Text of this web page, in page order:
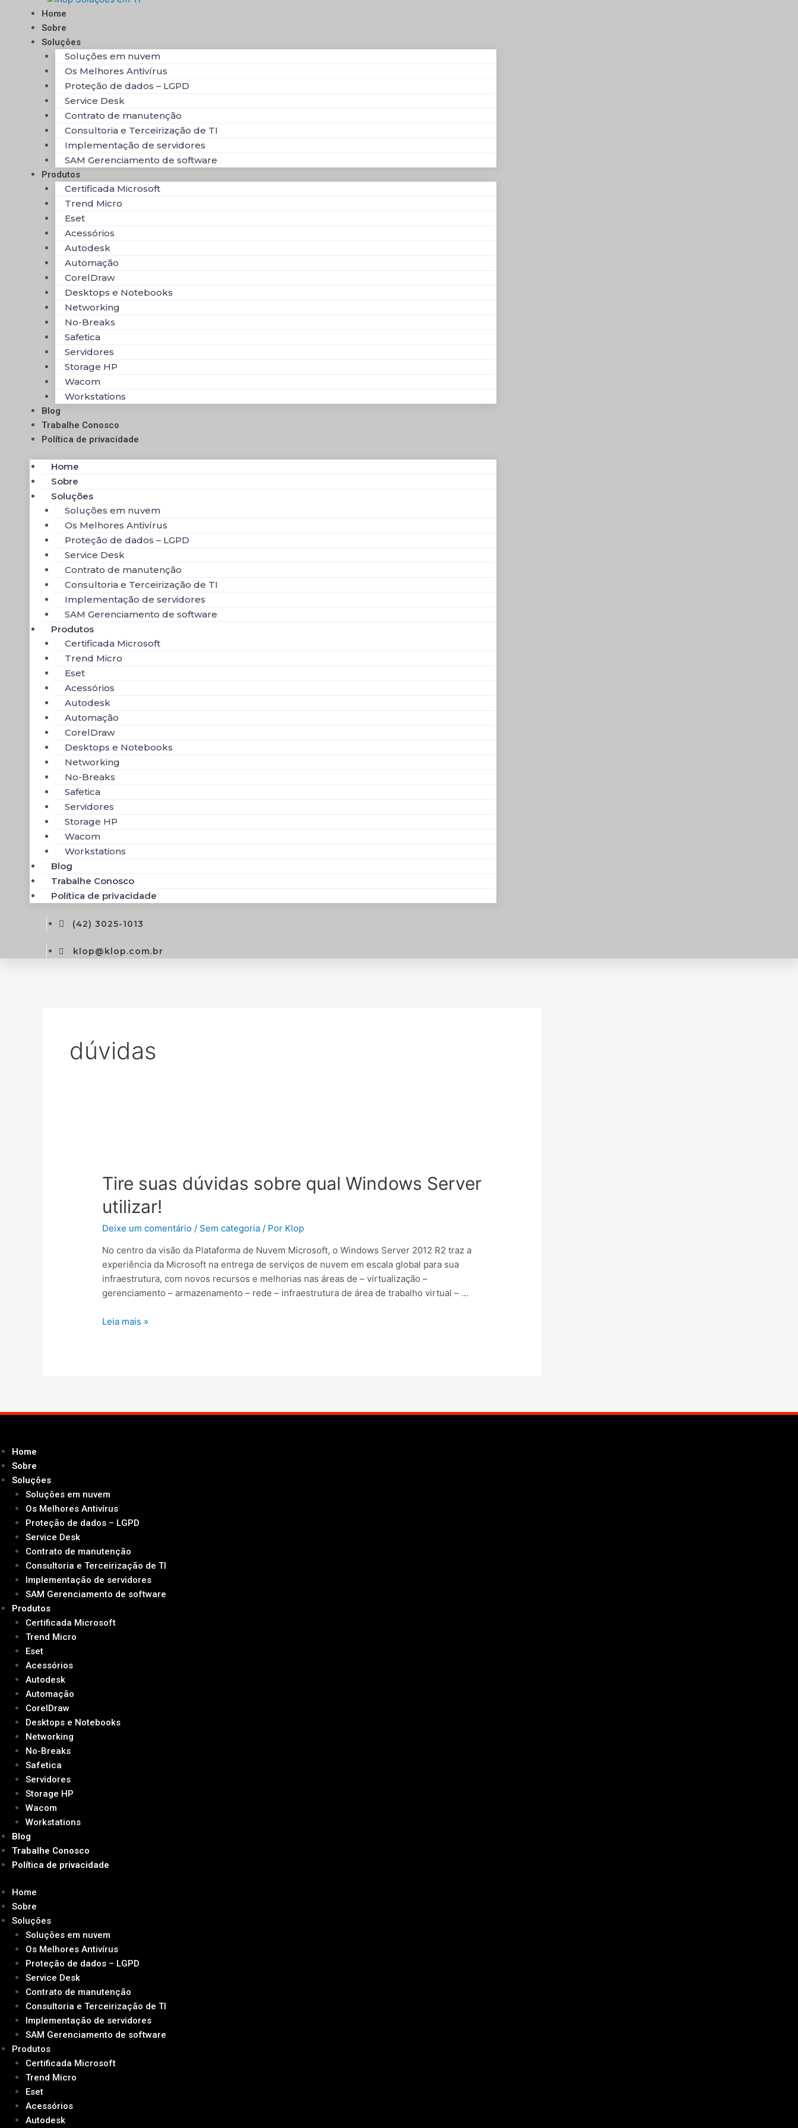
Home
Sobre
Soluções
Soluções em nuvem
Os Melhores Antivírus
Proteção de dados – LGPD
Service Desk
Contrato de manutenção
Consultoria e Terceirização de TI
Implementação de servidores
SAM Gerenciamento de software
Produtos
Certificada Microsoft
Trend Micro
Eset
Acessórios
Autodesk
Automação
CorelDraw
Desktops e Notebooks
Networking
No-Breaks
Safetica
Servidores
Storage HP
Wacom
Workstations
Blog
Trabalhe Conosco
Política de privacidade
Home
Sobre
Soluções
Soluções em nuvem
Os Melhores Antivírus
Proteção de dados – LGPD
Service Desk
Contrato de manutenção
Consultoria e Terceirização de TI
Implementação de servidores
SAM Gerenciamento de software
Produtos
Certificada Microsoft
Trend Micro
Eset
Acessórios
Autodesk
Automação
CorelDraw
Desktops e Notebooks
Networking
No-Breaks
Safetica
Servidores
Storage HP
Wacom
Workstations
Blog
Trabalhe Conosco
Política de privacidade
(42) 3025-1013
klop@klop.com.br
dúvidas
Tire suas dúvidas sobre qual Windows Server
utilizar!
Deixe um comentário / Sem categoria / Por Klop
No centro da visão da Plataforma de Nuvem Microsoft, o Windows Server 2012 R2 traz a
experiência da Microsoft na entrega de serviços de nuvem em escala global para sua
infraestrutura, com novos recursos e melhorias nas áreas de – virtualização –
gerenciamento – armazenamento – rede – infraestrutura de área de trabalho virtual – …
dúvidas
sobre
qual
Windows
Server
utilizar!
Leia mais »
Home
Sobre
Soluções
Soluções em nuvem
Os Melhores Antivírus
Proteção de dados – LGPD
Service Desk
Contrato de manutenção
Consultoria e Terceirização de TI
Implementação de servidores
SAM Gerenciamento de software
Produtos
Certificada Microsoft
Trend Micro
Eset
Acessórios
Autodesk
Automação
CorelDraw
Desktops e Notebooks
Networking
No-Breaks
Safetica
Servidores
Storage HP
Wacom
Workstations
Blog
Trabalhe Conosco
Política de privacidade
Home
Sobre
Soluções
Soluções em nuvem
Os Melhores Antivírus
Proteção de dados – LGPD
Service Desk
Contrato de manutenção
Consultoria e Terceirização de TI
Implementação de servidores
SAM Gerenciamento de software
Produtos
Certificada Microsoft
Trend Micro
Eset
Acessórios
Autodesk